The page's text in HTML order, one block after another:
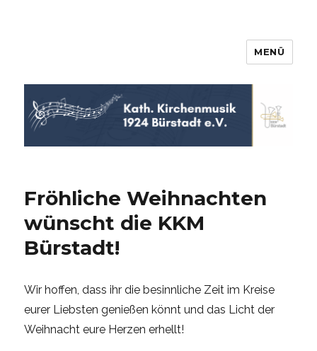
MENÜ
Fröhliche Weihnachten
wünscht die KKM
Bürstadt!
Wir hoffen, dass ihr die besinnliche Zeit im Kreise
eurer Liebsten genießen könnt und das Licht der
Weihnacht eure Herzen erhellt!